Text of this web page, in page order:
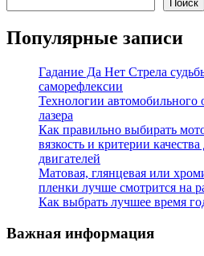
Поиск
Популярные записи
Гадание Да Нет Стрела
саморефлексии
Технологии автомобильного
лазера
Как правильно выбирать
вязкость и критерии
двигателей
Матовая, глянцевая или
пленки лучше смотрится на
Как выбрать лучшее время
Важная информация